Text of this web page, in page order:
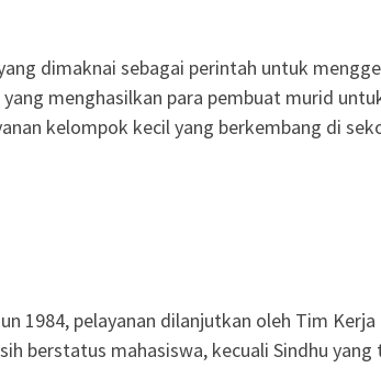
dimaknai sebagai perintah untuk
menghasilkan para pembuat murid
kelompok kecil yang berkembang di
1984, pelayanan dilanjutkan oleh Tim
berstatus mahasiswa, kecuali Sindhu yang